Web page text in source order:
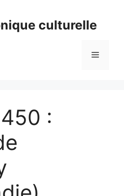
culturelle
Menu
: